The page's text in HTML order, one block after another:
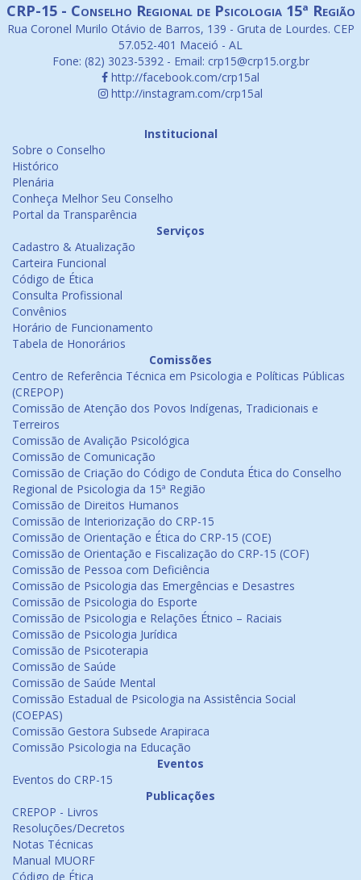
CRP-15 - Conselho Regional de Psicologia 15ª Região
Rua Coronel Murilo Otávio de Barros, 139 - Gruta de Lourdes. CEP
57.052-401 Maceió - AL
Fone: (82) 3023-5392 - Email: crp15@crp15.org.br
http://facebook.com/crp15al
http://instagram.com/crp15al
Institucional
Sobre o Conselho
Histórico
Plenária
Conheça Melhor Seu Conselho
Portal da Transparência
Serviços
Cadastro & Atualização
Carteira Funcional
Código de Ética
Consulta Profissional
Convênios
Horário de Funcionamento
Tabela de Honorários
Comissões
Centro de Referência Técnica em Psicologia e Políticas Públicas
(CREPOP)
Comissão de Atenção dos Povos Indígenas, Tradicionais e
Terreiros
Comissão de Avalição Psicológica
Comissão de Comunicação
Comissão de Criação do Código de Conduta Ética do Conselho
Regional de Psicologia da 15ª Região
Comissão de Direitos Humanos
Comissão de Interiorização do CRP-15
Comissão de Orientação e Ética do CRP-15 (COE)
Comissão de Orientação e Fiscalização do CRP-15 (COF)
Comissão de Pessoa com Deficiência
Comissão de Psicologia das Emergências e Desastres
Comissão de Psicologia do Esporte
Comissão de Psicologia e Relações Étnico – Raciais
Comissão de Psicologia Jurídica
Comissão de Psicoterapia
Comissão de Saúde
Comissão de Saúde Mental
Comissão Estadual de Psicologia na Assistência Social
(COEPAS)
Comissão Gestora Subsede Arapiraca
Comissão Psicologia na Educação
Eventos
Eventos do CRP-15
Publicações
CREPOP - Livros
Resoluções/Decretos
Notas Técnicas
Manual MUORF
Código de Ética